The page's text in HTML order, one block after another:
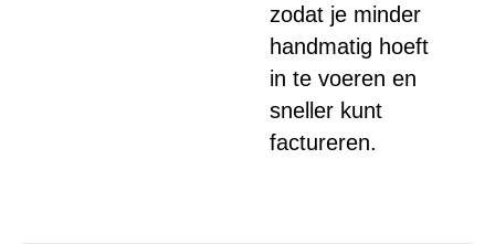
zodat je minder
handmatig hoeft
in te voeren en
sneller kunt
factureren.